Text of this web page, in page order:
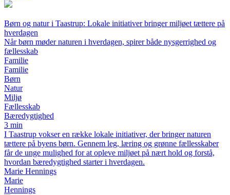
Børn og natur i Taastrup: Lokale initiativer bringer miljøet tættere på
hverdagen
Når børn møder naturen i hverdagen, spirer både nysgerrighed og
fællesskab
Familie
Familie
Børn
Natur
Miljø
Fællesskab
Bæredygtighed
3 min
I Taastrup vokser en række lokale initiativer, der bringer naturen
tættere på byens børn. Gennem leg, læring og grønne fællesskaber
får de unge mulighed for at opleve miljøet på nært hold og forstå,
hvordan bæredygtighed starter i hverdagen.
Marie Hennings
Marie
Hennings